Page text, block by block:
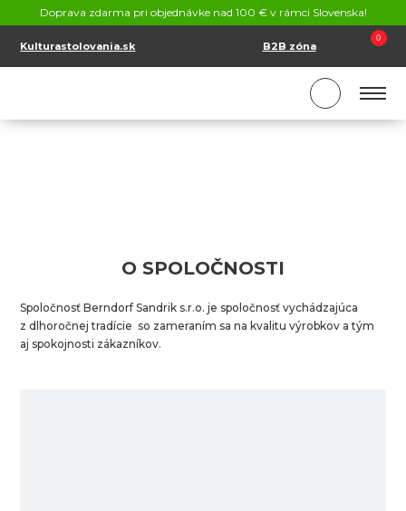
Doprava zdarma pri objednávke nad 100 € v rámci Slovenska!
Kulturastolovania.sk B2B zóna
0
SK
O SPOLOČNOSTI
Spoločnosť Berndorf Sandrik s.r.o. je spoločnosť vychádzajúca
z dlhoročnej tradície so zameraním sa na kvalitu výrobkov a tým
aj spokojnosti zákazníkov.